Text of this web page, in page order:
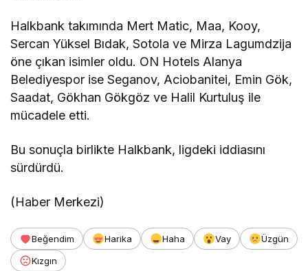
Halkbank takımında Mert Matic, Maa, Kooy,
Sercan Yüksel Bıdak, Sotola ve Mirza Lagumdzija
öne çıkan isimler oldu. ON Hotels Alanya
Belediyespor ise Seganov, Aciobanitei, Emin Gök,
Saadat, Gökhan Gökgöz ve Halil Kurtuluş ile
mücadele etti.
Bu sonuçla birlikte Halkbank, ligdeki iddiasını
sürdürdü.
(Haber Merkezi)
Beğendim Harika Haha Vay
Üzgün
Kızgın